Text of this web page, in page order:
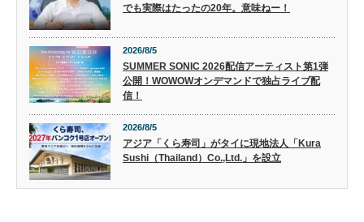
でも実際はたったの20年。意味ねー！
2026/8/5
SUMMER SONIC 2026配信アーティスト第1弾
公開！WOWOWオンデマンドで独占ライブ配
信！
2026/8/5
アジア「くら寿司」がタイに現地法人「Kura
Sushi（Thailand）Co.,Ltd.」を設立